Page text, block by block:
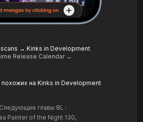
scans → Kinks in Development
Release Calendar →
похожих на Kinks in Development
Следующие главы BL :
Painter of the Night 130,